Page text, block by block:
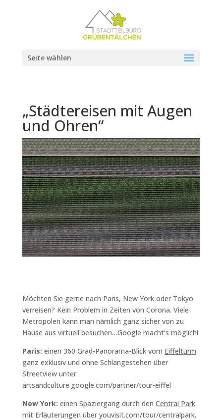
Seite wählen
„Städtereisen mit Augen
und Ohren“
Möchten Sie gerne nach Paris, New York oder Tokyo
verreisen? Kein Problem in Zeiten von Corona. Viele
Metropolen kann man nämlich ganz sicher von zu
Hause aus virtuell besuchen…Google macht’s möglich!
Paris: einen 360 Grad-Panorama-Blick vom Eiffelturm
ganz exklusiv und ohne Schlangestehen über
Streetview unter
artsandculture.google.com/partner/tour-eiffel
New York: einen Spaziergang durch den Central Park
mit Erläuterungen über youvisit.com/tour/centralpark.